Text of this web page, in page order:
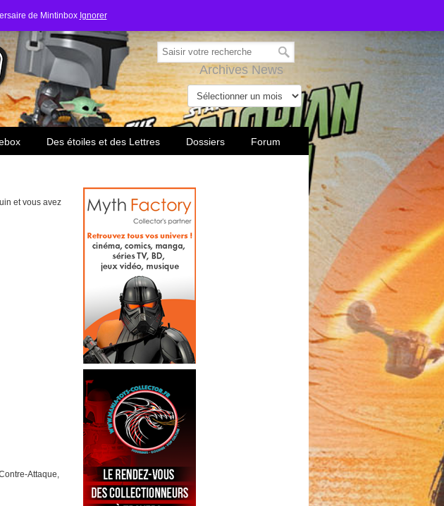
de Mintinbox Ignorer
Archives News
Des étoiles et des Lettres Dossiers Forum
et vous avez
Attaque,